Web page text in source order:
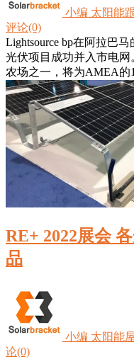
小编 太阳能
评论(0)
Lightsource bp在阿拉巴
光伏项目成功并入市电
农场之一，将为AMEA的
RE+ 2022展会
品
小编 太阳能
论(0)